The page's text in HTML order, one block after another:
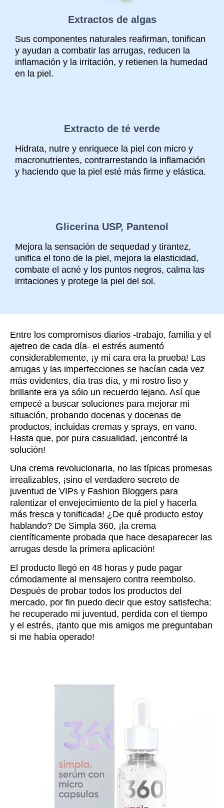
Extractos de algas
Sus componentes naturales reafirman, tonifican
y ayudan a combatir las arrugas, reducen la
inflamación y la irritación, y retienen la humedad
en la piel.
Extracto de té verde
Hidrata, nutre y enriquece la piel con micro y
macronutrientes, contrarrestando la inflamación
y haciendo que la piel esté más firme y elástica.
Glicerina USP, Pantenol
Mejora la sensación de sequedad y tirantez,
unifica el tono de la piel, mejora la elasticidad,
combate el acné y los puntos negros, calma las
irritaciones y protege la piel del sol.
Entre los compromisos diarios -trabajo, familia y el
ajetreo de cada día- el estrés aumentó
considerablemente, ¡y mi cara era la prueba! Las
arrugas y las imperfecciones se hacían cada vez
más evidentes, día tras día, y mi rostro liso y
brillante era ya sólo un recuerdo lejano. Así que
empecé a buscar soluciones para mejorar mi
situación, probando docenas y docenas de
productos, incluidas cremas y sprays, en vano.
Hasta que, por pura casualidad, ¡encontré la
solución!
Una crema revolucionaria, no las típicas promesas
irrealizables, ¡sino el verdadero secreto de
juventud de VIPs y Fashion Bloggers para
ralentizar el envejecimiento de la piel y hacerla
más fresca y tonificada! ¿De qué producto estoy
hablando? De Simpla 360, ¡la crema
científicamente probada que hace desaparecer las
arrugas desde la primera aplicación!
El producto llegó en 48 horas y pude pagar
cómodamente al mensajero contra reembolso.
Después de probar todos los productos del
mercado, por fin puedo decir que estoy satisfecha:
he recuperado mi juventud, perdida con el tiempo
y el estrés, ¡tanto que mis amigos me preguntaban
si me había operado!